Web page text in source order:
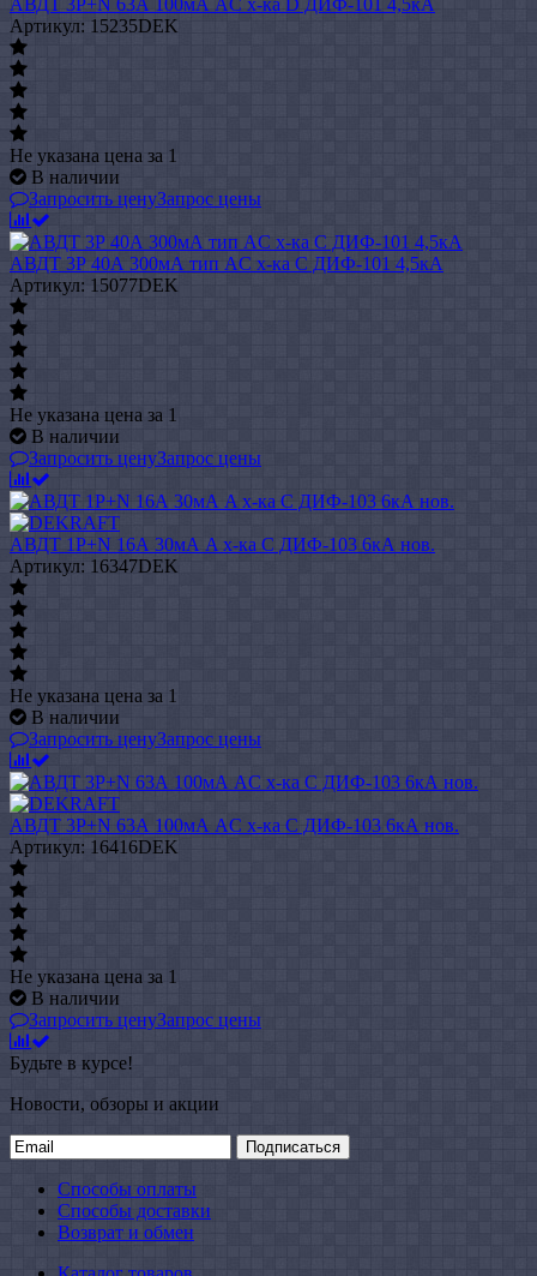
Артикул: 15235DEK
Не указана цена за 1
В наличии
Запросить ценуЗапрос цены
АВДТ 3Р 40А 300мА тип AC х-ка C ДИФ-101 4,5кА
Артикул: 15077DEK
Не указана цена за 1
В наличии
Запросить ценуЗапрос цены
АВДТ 1P+N 16А 30мА A х-ка C ДИФ-103 6кА нов.
Артикул: 16347DEK
Не указана цена за 1
В наличии
Запросить ценуЗапрос цены
АВДТ 3P+N 63А 100мА AC х-ка C ДИФ-103 6кА нов.
Артикул: 16416DEK
Не указана цена за 1
В наличии
Запросить ценуЗапрос цены
Будьте в курсе!
Новости, обзоры и акции
Подписаться
Способы оплаты
Способы доставки
Возврат и обмен